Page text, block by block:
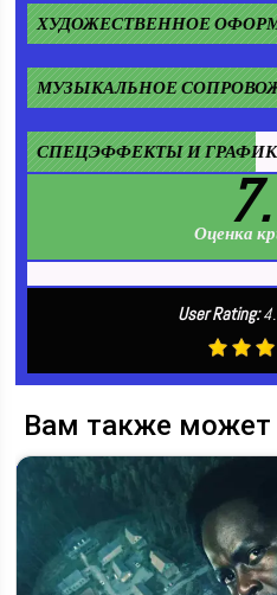
ХУДОЖЕСТВЕННОЕ
МУЗЫКАЛЬНОЕ
СПЕЦЭФФЕКТЫ И
Оценка
User Rating:
Вам также может